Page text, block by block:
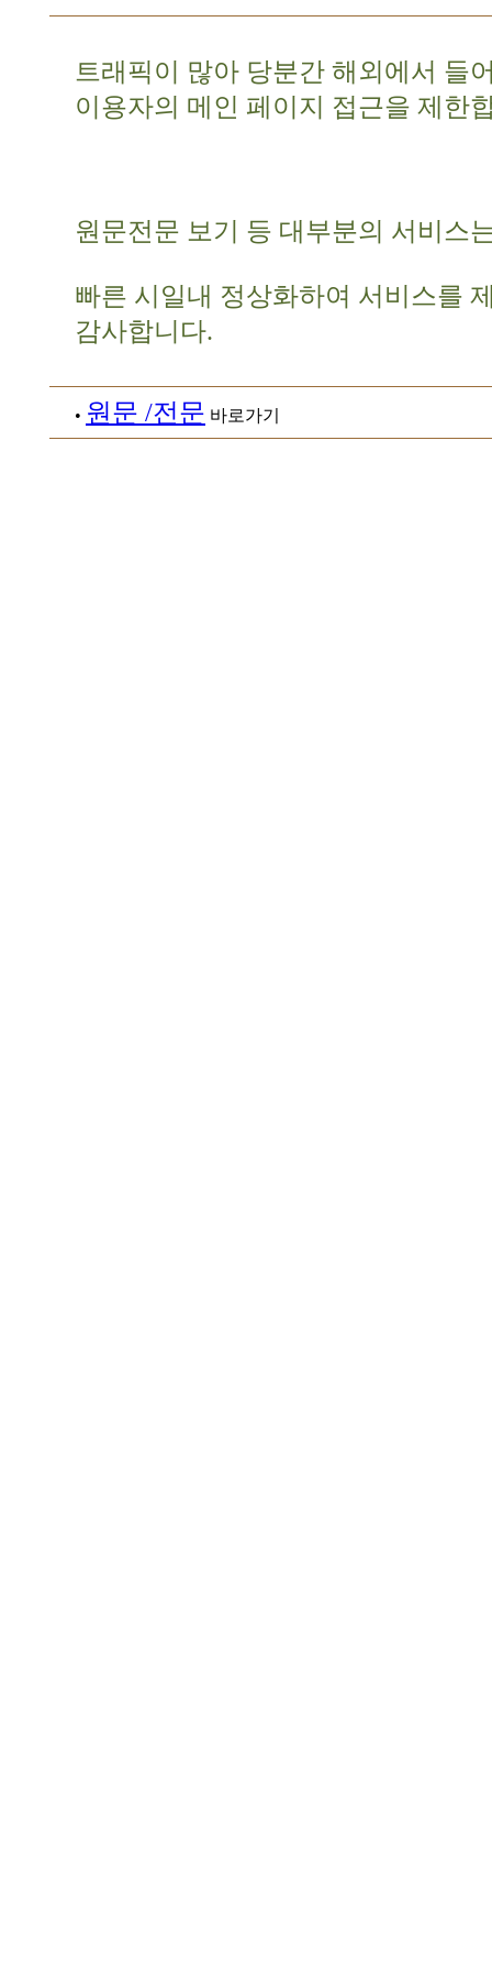
트래픽이 많아 당분간 해외에서 들
이용자의 메인 페이지 접근을 제한
원문전문 보기 등 대부분의 서비스
빠른 시일내 정상화하여 서비스를
감사합니다.
• 원문 /전문 바로가기